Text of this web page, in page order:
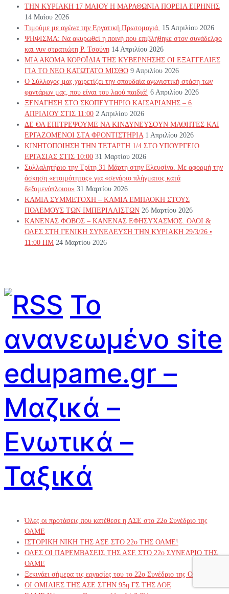
ΤΗΝ ΚΥΡΙΑΚΗ 17 ΜΑΙΟΥ Η ΜΑΡΑΘΩΝΙΑ ΠΟΡΕΙΑ ΕΙΡΗΝΗΣ
14 Μαΐου 2026
Τιμούμε με αγώνα την Εργατική Πρωτομαγιά. 15 Απριλίου 2026
ΨΗΦΙΣΜΑ: Να ακυρωθεί η ποινή που επιβλήθηκε στον συνάδελφο
και νυν στρατιώτη Ρ. Τσούνη 14 Απριλίου 2026
ΜΙΑ ΑΚΟΜΑ ΚΟΡΟΪΔΙΑ ΤΗΣ ΚΥΒΕΡΝΗΣΗΣ ΟΙ ΕΞΑΓΓΕΛΙΕΣ
ΓΙΑ ΤΟ ΝΕΟ ΚΑΤΩΤΑΤΟ ΜΙΣΘΟ 9 Απριλίου 2026
Ο Σύλλογος μας χαιρετίζει την σπουδαία αγωνιστική στάση των
φαντάρων μας, που είναι του λαού παιδιά! 6 Απριλίου 2026
ΞΕΝΑΓΗΣΗ ΣΤΟ ΣΚΟΠΕΥΤΗΡΙΟ ΚΑΙΣΑΡΙΑΝΗΣ – 6
ΑΠΡΙΛΙΟΥ ΣΤΙΣ 11:00 2 Απριλίου 2026
ΔΕ ΘΑ ΕΠΙΤΡΕΨΟΥΜΕ ΝΑ ΚΙΝΔΥΝΕΥΣOYN ΜΑΘΗΤΕΣ ΚΑΙ
ΕΡΓΑΖΟΜΕΝΟΙ ΣΤΑ ΦΡΟΝΤΙΣΤΗΡΙΑ 1 Απριλίου 2026
ΚΙΝΗΤΟΠΟΙΗΣΗ ΤΗΝ ΤΕΤΑΡΤΗ 1/4 ΣΤΟ ΥΠΟΥΡΓΕΙΟ
ΕΡΓΑΣΙΑΣ ΣΤΙΣ 10:00 31 Μαρτίου 2026
Συλλαλητήριο την Τρίτη 31 Μάρτη στην Ελευσίνα. Με αφορμή την
άσκηση «ετοιμότητας» για «σενάριο πλήγματος κατά
δεξαμενόπλοιου» 31 Μαρτίου 2026
ΚΑΜΙΑ ΣΥΜΜΕΤΟΧΗ – ΚΑΜΙΑ ΕΜΠΛΟΚΗ ΣΤΟΥΣ
ΠΟΛΕΜΟΥΣ ΤΩΝ ΙΜΠΕΡΙΑΛΙΣΤΩΝ 26 Μαρτίου 2026
ΚΑΝΕΝΑΣ ΦΟΒΟΣ – ΚΑΝΕΝΑΣ ΕΦΗΣΥΧΑΣΜΟΣ. ΟΛΟΙ &
ΟΛΕΣ ΣΤΗ ΓΕΝΙΚΗ ΣΥΝΕΛΕΥΣΗ ΤΗΝ ΚΥΡΙΑΚΗ 29/3/26 •
11:00 ΠΜ 24 Μαρτίου 2026
Το
ανανεωμένο site
edupame.gr –
Μαζικά –
Ενωτικά –
Ταξικά
Όλες οι προτάσεις που κατέθεσε η ΑΣΕ στο 22ο Συνέδριο της
ΟΛΜΕ
ΙΣΤΟΡΙΚΗ ΝΙΚΗ ΤΗΣ ΑΣΕ ΣΤΟ 22ο ΤΗΣ ΟΛΜΕ!
ΟΛΕΣ ΟΙ ΠΑΡΕΜΒΑΣΕΙΣ ΤΗΣ ΑΣΕ ΣΤΟ 22ο ΣΥΝΕΔΡΙΟ ΤΗΣ
ΟΛΜΕ
Ξεκινάει σήμερα τις εργασίες του το 22ο Συνέδριο της ΟΛΜΕ!
ΟΙ ΟΜΙΛΙΕΣ ΤΗΣ ΑΣΕ ΣΤΗΝ 95η ΓΣ ΤΗΣ ΔΟΕ